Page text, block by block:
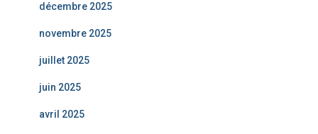
décembre 2025
novembre 2025
juillet 2025
juin 2025
avril 2025